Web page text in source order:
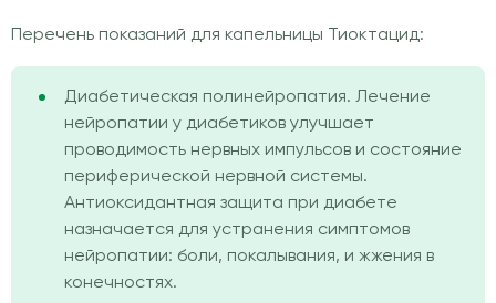
Перечень показаний для капельницы Тиоктацид:
Диабетическая полинейропатия. Лечение
нейропатии у диабетиков улучшает
проводимость нервных импульсов и состояние
периферической нервной системы.
Антиоксидантная защита при диабете
назначается для устранения симптомов
нейропатии: боли, покалывания, и жжения в
конечностях.